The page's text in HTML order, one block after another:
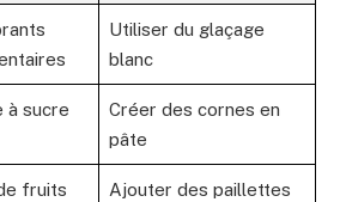
Utiliser du glaçage
blanc
à sucre
Créer des cornes en
pâte
fruits
Ajouter des paillettes